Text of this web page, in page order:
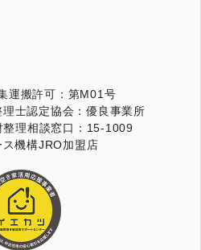
運搬許可：第M01号
士認定協会：優良事業所
整理相談窓口：15-1009
ス機構JRO加盟店